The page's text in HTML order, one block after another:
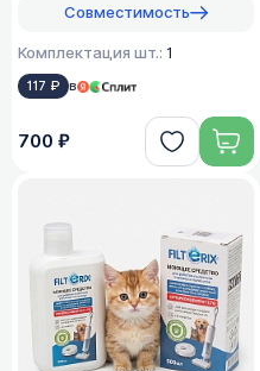
Совместимость
Комплектация шт.: 1
117 ₽ в
700 ₽